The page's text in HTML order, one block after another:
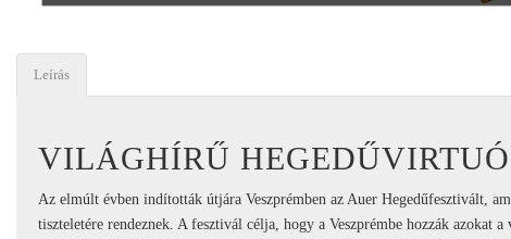
Leírás
VILÁGHÍRŰ
Az elmúlt évben indították útjára Veszprémben az Auer Hegedűfesztivált,
tiszteletére rendeznek. A fesztivál célja, hogy a Veszprémbe hozzák